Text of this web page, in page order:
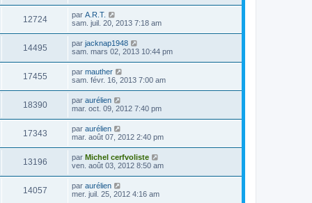
12724 par A.R.T.
sam. juil. 20, 2013 7:18 am
14495 par jacknap1948
sam. mars 02, 2013 10:44 pm
17455 par mauther
sam. févr. 16, 2013 7:00 am
18390 par aurélien
mar. oct. 09, 2012 7:40 pm
17343 par aurélien
mar. août 07, 2012 2:40 pm
13196 par Michel cerfvoliste
ven. août 03, 2012 8:50 am
14057 par aurélien
mer. juil. 25, 2012 4:16 am